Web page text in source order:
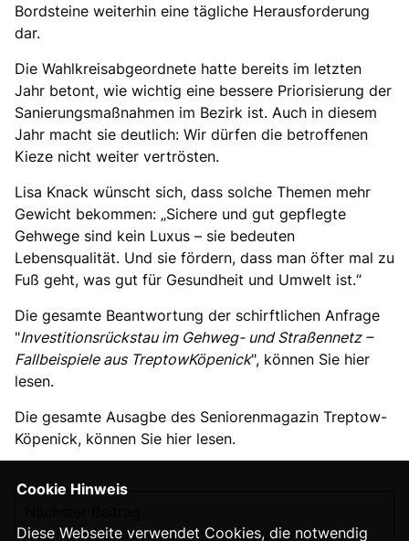
Bordsteine weiterhin eine tägliche Herausforderung
dar.
Die Wahlkreisabgeordnete hatte bereits im letzten
Jahr betont, wie wichtig eine bessere Priorisierung der
Sanierungsmaßnahmen im Bezirk ist. Auch in diesem
Jahr macht sie deutlich: Wir dürfen die betroffenen
Kieze nicht weiter vertrösten.
Lisa Knack wünscht sich, dass solche Themen mehr
Gewicht bekommen: „Sichere und gut gepflegte
Gehwege sind kein Luxus – sie bedeuten
Lebensqualität. Und sie fördern, dass man öfter mal zu
Fuß geht, was gut für Gesundheit und Umwelt ist.“
Die gesamte Beantwortung der schirftlichen Anfrage
"Investitionsrückstau im Gehweg- und Straßennetz –
Fallbeispiele aus TreptowKöpenick", können Sie hier
lesen.
Die gesamte Ausagbe des Seniorenmagazin Treptow-
Köpenick, können Sie hier lesen.
Gesundheitsversorgung in Berlin auf einem guten
Cookie Hinweis
Diese Webseite verwendet Cookies, die notwendig